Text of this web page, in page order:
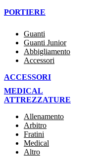
PORTIERE
Guanti
Guanti Junior
Abbigliamento
Accessori
ACCESSORI
MEDICAL
ATTREZZATURE
Allenamento
Arbitro
Fratini
Medical
Altro